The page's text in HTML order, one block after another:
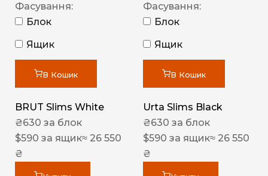
Фасування:
Блок
Ящик
В Кошик
BRUT Slims White
₴630 за блок
$590 за ящик≈ 26 550
₴
Фасування:
Блок
Ящик
В Кошик
Urta Slims Black
₴630 за блок
$590 за ящик≈ 26 550
₴